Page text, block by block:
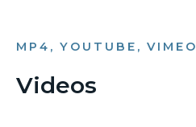
MP4, YOUTUBE, VIMEO
Videos